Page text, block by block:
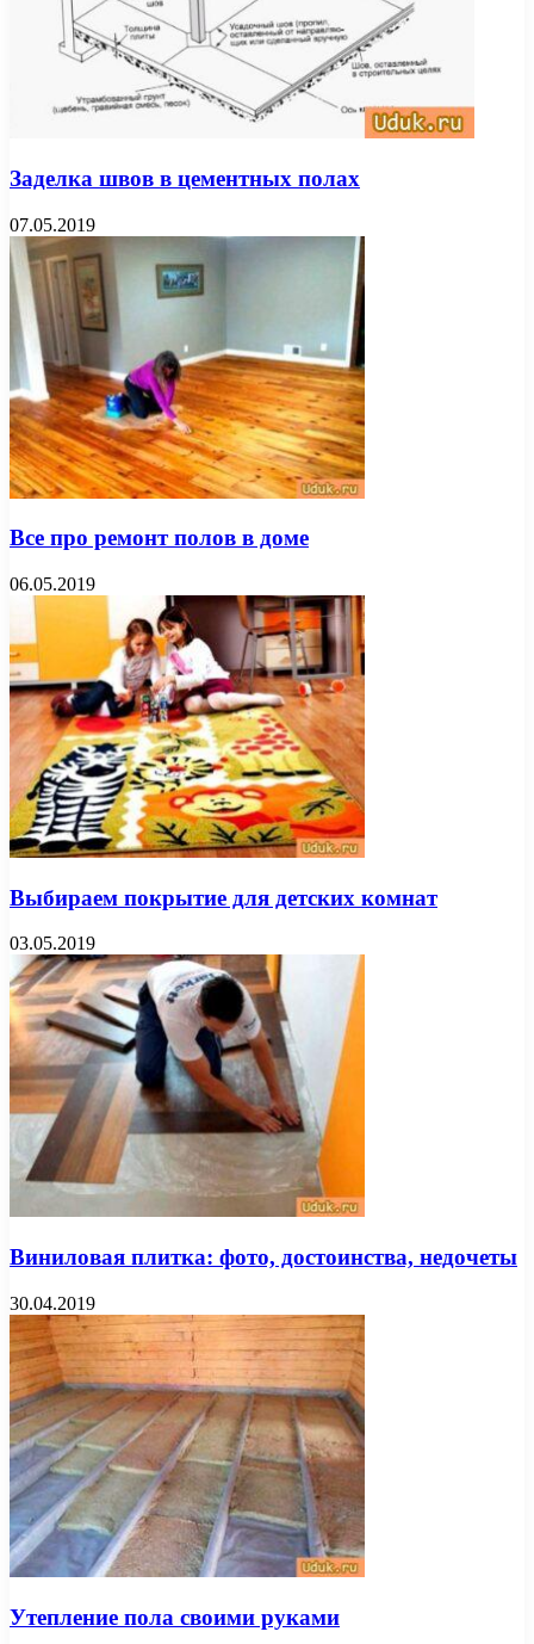
Заделка швов в цементных полах
07.05.2019
Все про ремонт полов в доме
06.05.2019
Выбираем покрытие для детских комнат
03.05.2019
Виниловая плитка: фото, достоинства, недочеты
30.04.2019
Утепление пола своими руками